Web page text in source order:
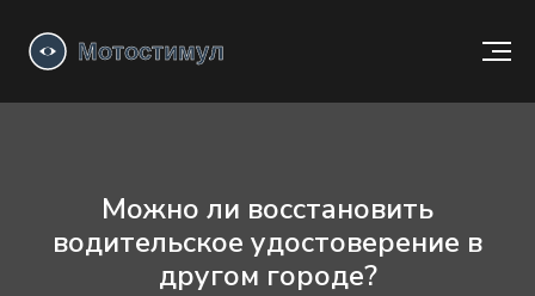
Можно ли восстановить
водительское удостоверение в
другом городе?